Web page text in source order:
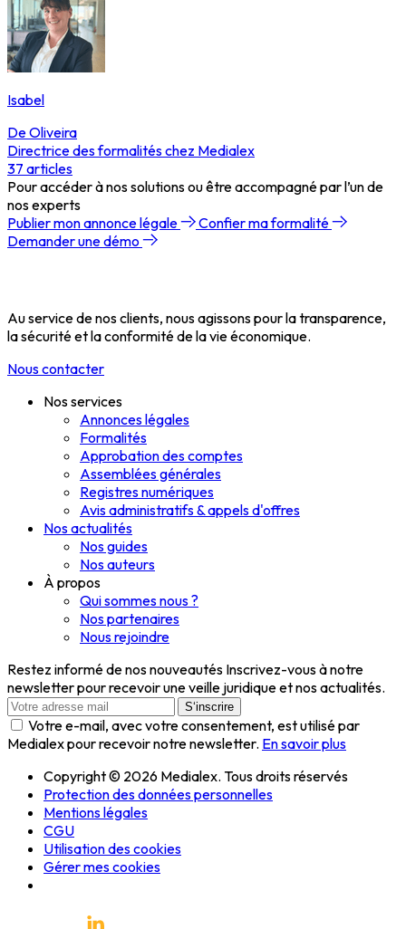
Isabel
De Oliveira
Directrice des formalités chez Medialex
37 articles
Pour accéder à nos solutions ou être accompagné par l’un de
nos experts
Publier mon annonce légale
Confier ma formalité
Demander une démo
Au service de nos clients, nous agissons pour la transparence,
la sécurité et la conformité de la vie économique.
Nous contacter
Nos services
Annonces légales
Formalités
Approbation des comptes
Assemblées générales
Registres numériques
Avis administratifs & appels d'offres
Nos actualités
Nos guides
Nos auteurs
À propos
Qui sommes nous ?
Nos partenaires
Nous rejoindre
Restez informé de nos nouveautés Inscrivez-vous à notre
newsletter pour recevoir une veille juridique et nos actualités.
S‘inscrire
Votre e-mail, avec votre consentement, est utilisé par
Medialex pour recevoir notre newsletter. En savoir plus
Copyright © 2026 Medialex. Tous droits réservés
Protection des données personnelles
Mentions légales
CGU
Utilisation des cookies
Gérer mes cookies